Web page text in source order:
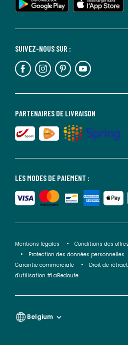
LES MODES DE PAIEMENT :
PARTENAIRES DE LIVRAISON
SUIVEZ-NOUS SUR :
Mentions légales Conditions des offres
Protection des données personnelles
Garantie commerciale
Droit de
d'utilisation #LaRedoute
Belgium